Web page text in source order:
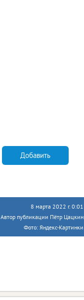
Добавить
8 марта 2022 г. 0:01
Автор публикации Пётр Цацкин
Фото: Яндекс-Картинки